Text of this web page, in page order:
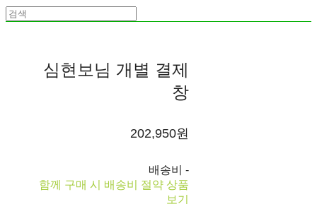
심현보님 개별 결제
창
202,950원
배송비-
함께 구매 시 배송비 절약 상품
보기